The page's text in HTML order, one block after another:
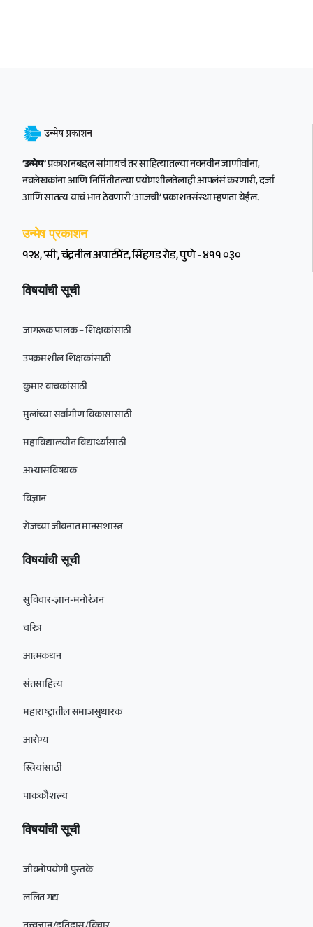
‘उन्मेष’प्रकाशनबद्दल सांगायचं तर साहित्यातल्या नवनवीन जाणीवांना,
नवलेखकांना आणि निर्मितीतल्या प्रयोगशीलतेलाही आपलंसं करणारी, दर्जा
आणि सातत्य याचं भान ठेवणारी ‘आजची’ प्रकाशनसंस्था म्हणता येईल.
उन्मेष प्रकाशन
१२४, 'सी', चंद्रनील अपार्टमेंट, सिंहगड रोड, पुणे - ४११ ०३०
विषयांची सूची
जागरूक पालक – शिक्षकांसाठी
उपक्रमशील शिक्षकांसाठी
कुमार वाचकांसाठी
मुलांच्या सर्वांगीण विकासासाठी
महाविद्यालयीन विद्यार्थ्यांसाठी
अभ्यासविषयक
विज्ञान
रोजच्या जीवनात मानसशास्त्र
विषयांची सूची
सुविचार-ज्ञान-मनोरंजन
चरित्र
आत्मकथन
संतसाहित्य
महाराष्ट्रातील समाजसुधारक
आरोग्य
स्त्रियांसाठी
पाककौशल्य
विषयांची सूची
जीवनोपयोगी पुस्तके
ललित गद्य